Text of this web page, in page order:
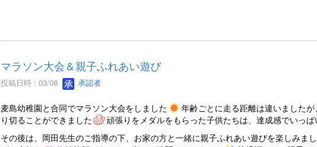
マラソン大会＆親子ふれあい遊び
投稿日時 : 03/08 承認者
麦島幼稚園と合同でマラソン大会をしました
年齢ごとに走る距離は違いました
り切ることができました
頑張りをメダルをもらった子供たちは、達成感でいっ
その後は、岡田先生のご指導の下、お家の方と一緒に親子ふれあい遊びを楽しみま